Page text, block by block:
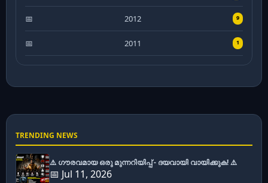
TRENDING NEWS
⚠️ ഗൗരവമായ ഒരു മുന്നറിയിപ്പ് - ദയവായി വായിക്കുക! ⚠️
📅 Jul 11, 2026
2012 9
2011 1